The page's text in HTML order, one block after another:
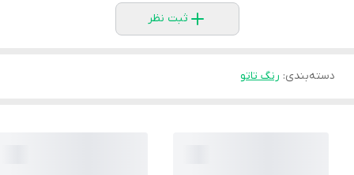
ثبت نظر
دسته‌بندی: رنگ تاتو